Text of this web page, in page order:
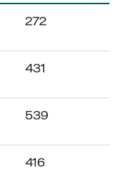
272
431
539
416